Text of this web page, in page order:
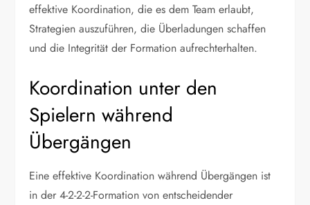
effektive Koordination, die es dem Team erlaubt,
Strategien auszuführen, die Überladungen schaffen
und die Integrität der Formation aufrechterhalten.
Koordination unter den
Spielern während
Übergängen
Eine effektive Koordination während Übergängen ist
in der 4-2-2-2-Formation von entscheidender